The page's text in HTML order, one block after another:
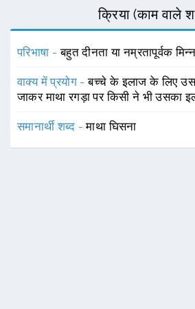
क्रिया (काम वाले
परिभाषा -बहुत दीनता या नम्रतापूर्वक
वाक्य में प्रयोग -बच्चे के इलाज के लिए
जाकर माथा रगड़ा पर किसी ने भी उसका
समानार्थी शब्द -माथा घिसना